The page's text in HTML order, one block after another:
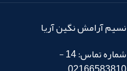
نسیم آرامش نگین آریا
شماره تماس: 14 -